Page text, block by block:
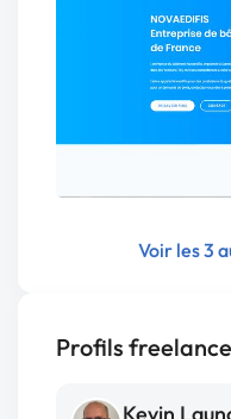
Voir les 3
Profils